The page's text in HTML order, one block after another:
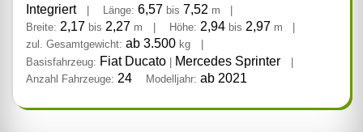
Integriert Länge: 6,57 bis 7,52 m
Breite: 2,17 bis 2,27 m Höhe: 2,94 bis 2,97 m
zul. Gesamtgewicht: ab 3.500 kg
Basisfahrzeug: Fiat Ducato | Mercedes Sprinter
|
Anzahl Fahrzeuge: 24 Modelljahr: ab 2021